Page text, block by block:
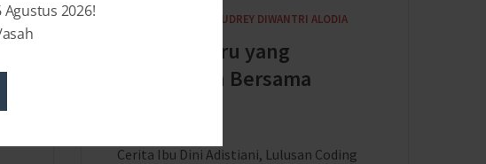
AUDREY DIWANTRI ALODIA
Menjadi Guru yang
Bertumbuh Bersama
Cerita Ibu Dini Adistiani, Lulusan Coding
2026!